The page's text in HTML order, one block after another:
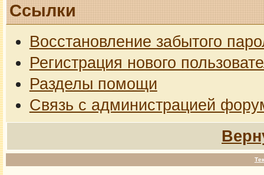
Ссылки
Восстановление забытого
Регистрация нового
Разделы помощи
Связь с администрацией